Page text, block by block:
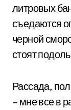
литровых
съедаются
черной
стоят
Рассада,
– мне все в